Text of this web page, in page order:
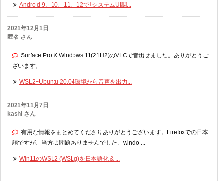
Android 9、10、11、12で｢システムUI調...
2021年12月1日
匿名 さん
Surface Pro X Windows 11(21H2)のVLCで音出せました。ありがとうご
ざいます。
WSL2+Ubuntu 20.04環境から音声を出力...
2021年11月7日
kashi さん
有用な情報をまとめてくださりありがとうございます。Firefoxでの日本
語ですが、当方は問題ありませんでした。windo ...
Win11のWSL2 (WSLg)を日本語化 & ...